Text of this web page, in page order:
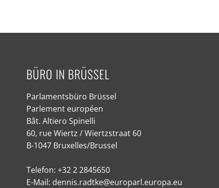
BÜRO IN BRÜSSEL
Parlamentsbüro Brüssel
Parlement européen
Bât. Altiero Spinelli
60, rue Wiertz / Wiertzstraat 60
B-1047 Bruxelles/Brussel
Telefon: +32 2 2845650
E-Mail: dennis.radtke@europarl.europa.eu